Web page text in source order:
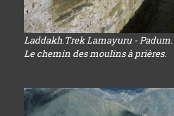
Laddakh.Trek Lamayuru -
Le chemin des moulins à prières.